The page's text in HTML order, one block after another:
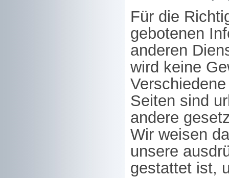
Für die
gebotenen
anderen
wird keine
Seiten sind
andere
Wir weisen
unsere
gestattet ist,